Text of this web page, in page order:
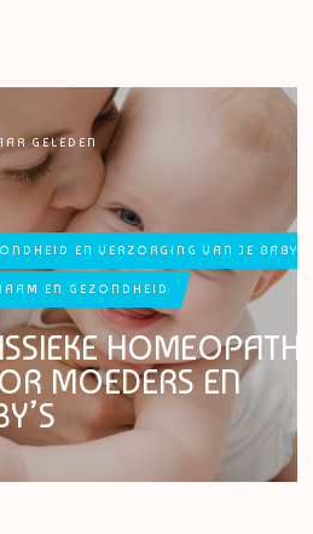
GELEDEN
EN VERZORGING VAN JE BABY
EN GEZONDHEID
HOMEOPATHIE
MOEDERS EN